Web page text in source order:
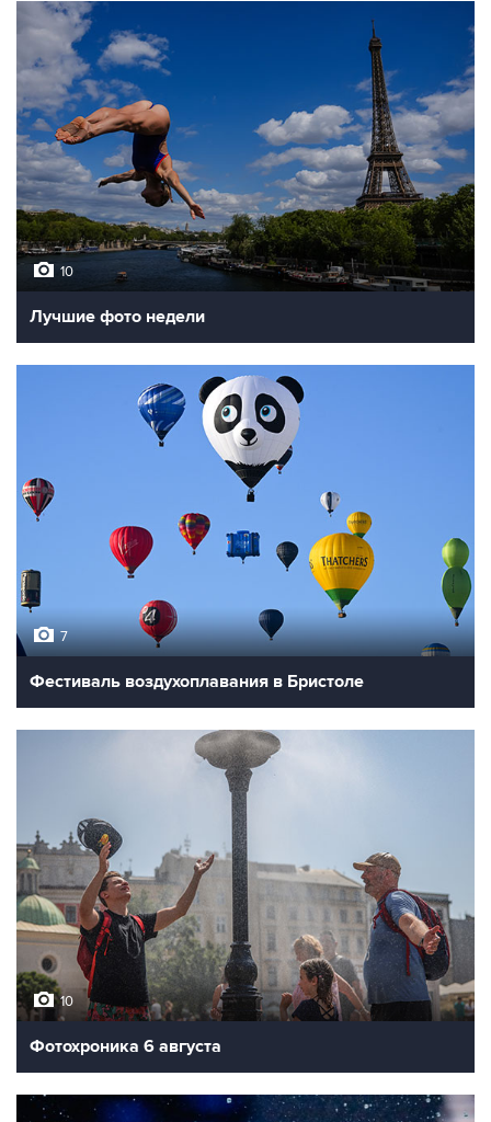
10
Лучшие фото недели
7
Фестиваль воздухоплавания в Бристоле
10
Фотохроника 6 августа